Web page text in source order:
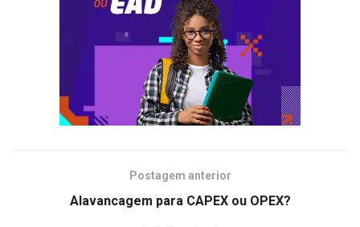
Postagem anterior
Alavancagem para CAPEX ou OPEX?